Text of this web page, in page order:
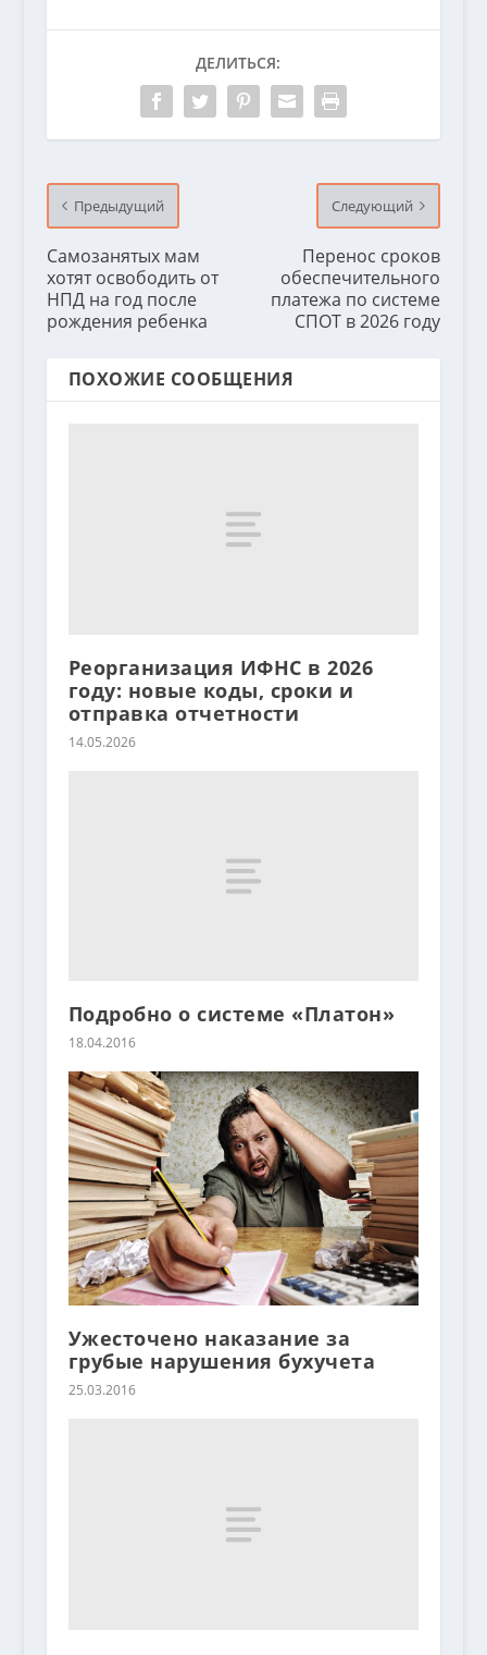
ДЕЛИТЬСЯ:
Предыдущий
Самозанятых мам
хотят освободить от
НПД на год после
рождения ребенка
Следующий
Перенос сроков
обеспечительного
платежа по системе
СПОТ в 2026 году
ПОХОЖИЕ СООБЩЕНИЯ
Реорганизация ИФНС в 2026
году: новые коды, сроки и
отправка отчетности
14.05.2026
Подробно о системе «Платон»
18.04.2016
Ужесточено наказание за
грубые нарушения бухучета
25.03.2016